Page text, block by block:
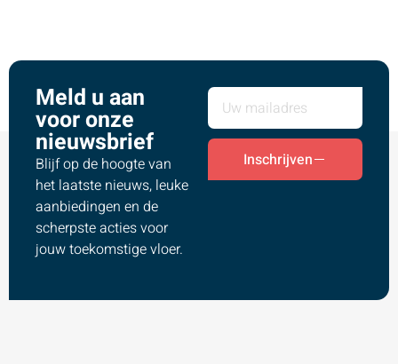
Meld u aan
voor onze
nieuwsbrief
Blijf op de hoogte van
het laatste nieuws, leuke
aanbiedingen en de
scherpste acties voor
jouw toekomstige vloer.
Inschrijven